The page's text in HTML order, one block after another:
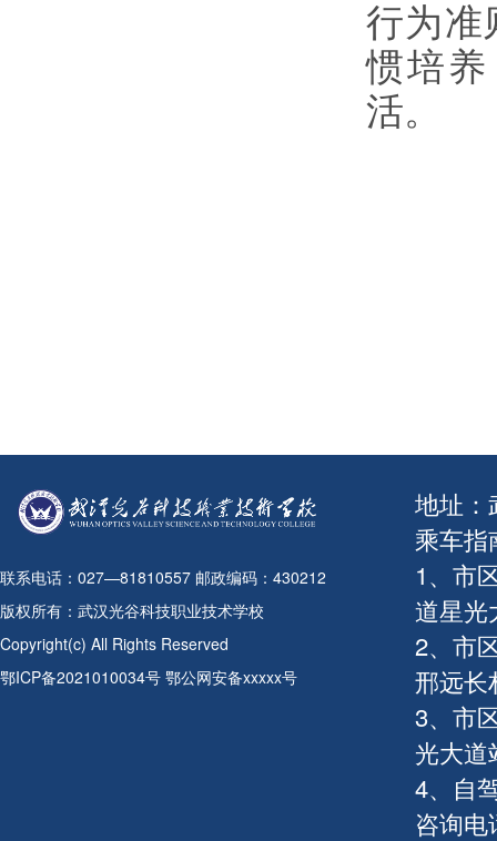
行为准
惯培
活。
联系电话：027—81810557 邮政编码：430212
版权所有：武汉光谷科技职业技术学校
Copyright(c) All Rights Reserved
鄂ICP备2021010034号 鄂公网安备xxxxx号
地址：
乘车指
1、市
道星光
2、市
邢远长
3、市
光大道
4、自
咨询电